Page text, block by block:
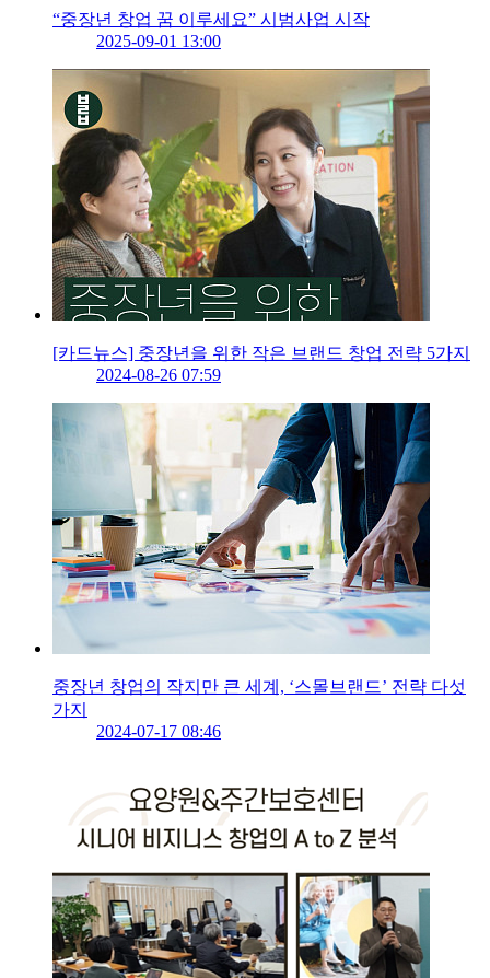
“중장년 창업 꿈 이루세요” 시범사업 시작
2025-09-01 13:00
[카드뉴스] 중장년을 위한 작은 브랜드 창업 전략 5가지
2024-08-26 07:59
중장년 창업의 작지만 큰 세계, ‘스몰브랜드’ 전략 다섯
가지
2024-07-17 08:46